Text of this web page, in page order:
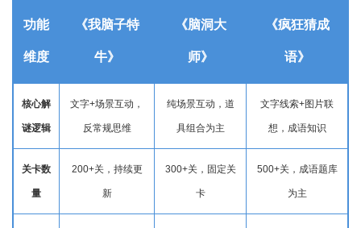
功能
维度
《我脑子特
牛》
《脑洞大
师》
《疯狂猜成
语》
核心解
谜逻辑
文字+场景互动，
反常规思维
纯场景互动，道
具组合为主
文字线索+图片联
想，成语知识
关卡数
量
200+关，持续更
新
300+关，固定关
卡
500+关，成语题库
为主